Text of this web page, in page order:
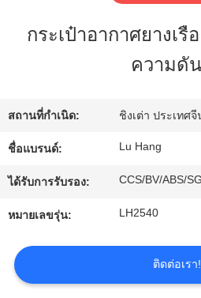
การ
ควบคุม
คุณภาพ
ติดต่อ
กระเป๋าอากาศยางเ
ความดั
สถานที่กำเนิด: ชิงเต่า ประเทศจี
ชื่อแบรนด์: Lu Hang
ได้รับการรับรอง: CCS/BV/ABS/
หมายเลขรุ่น: LH2540
ติดต่อเรา!